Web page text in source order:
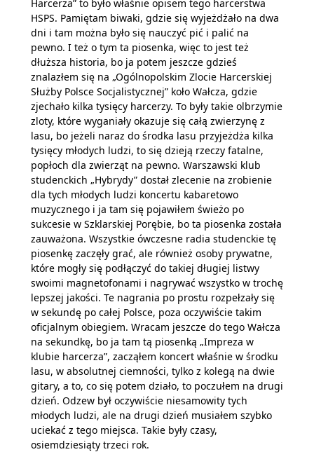
Harcerza” to było właśnie opisem tego harcerstwa
HSPS. Pamiętam biwaki, gdzie się wyjeżdżało na dwa
dni i tam można było się nauczyć pić i palić na
pewno. I też o tym ta piosenka, więc to jest też
dłuższa historia, bo ja potem jeszcze gdzieś
znalazłem się na „Ogólnopolskim Zlocie Harcerskiej
Służby Polsce Socjalistycznej” koło Wałcza, gdzie
zjechało kilka tysięcy harcerzy. To były takie olbrzymie
zloty, które wyganiały okazuje się całą zwierzynę z
lasu, bo jeżeli naraz do środka lasu przyjeżdża kilka
tysięcy młodych ludzi, to się dzieją rzeczy fatalne,
popłoch dla zwierząt na pewno. Warszawski klub
studenckich „Hybrydy” dostał zlecenie na zrobienie
dla tych młodych ludzi koncertu kabaretowo
muzycznego i ja tam się pojawiłem świeżo po
sukcesie w Szklarskiej Porębie, bo ta piosenka została
zauważona. Wszystkie ówczesne radia studenckie tę
piosenkę zaczęły grać, ale również osoby prywatne,
które mogły się podłączyć do takiej długiej listwy
swoimi magnetofonami i nagrywać wszystko w trochę
lepszej jakości. Te nagrania po prostu rozpełzały się
w sekundę po całej Polsce, poza oczywiście takim
oficjalnym obiegiem. Wracam jeszcze do tego Wałcza
na sekundkę, bo ja tam tą piosenką „Impreza w
klubie harcerza”, zacząłem koncert właśnie w środku
lasu, w absolutnej ciemności, tylko z kolegą na dwie
gitary, a to, co się potem działo, to poczułem na drugi
dzień. Odzew był oczywiście niesamowity tych
młodych ludzi, ale na drugi dzień musiałem szybko
uciekać z tego miejsca. Takie były czasy,
osiemdziesiąty trzeci rok.